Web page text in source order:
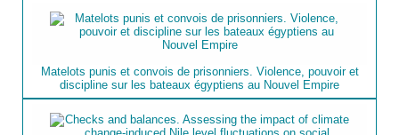
Matelots punis et convois de prisonniers. Violence, pouvoir et
discipline sur les bateaux égyptiens au Nouvel Empire